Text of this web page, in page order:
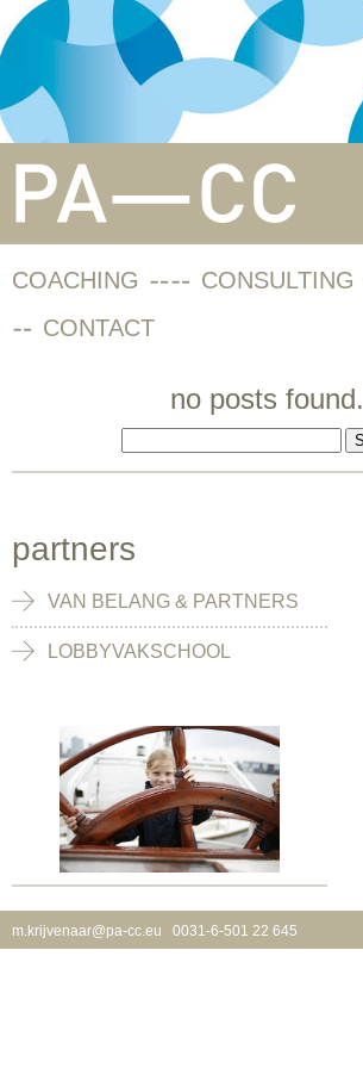
COACHING
CONSULTING
CONTACT
no posts found.
partners
VAN BELANG & PARTNERS
LOBBYVAKSCHOOL
m.krijvenaar@pa-cc.eu 0031-6-501 22 645